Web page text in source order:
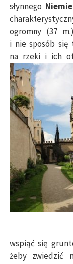
słynnego
ogromny (37
i nie sposób się
na rzeki i ich
wspiąć się
żeby zwiedzić